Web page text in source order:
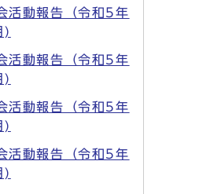
活動報告（令和5年
)
活動報告（令和5年
)
活動報告（令和5年
)
活動報告（令和5年
)